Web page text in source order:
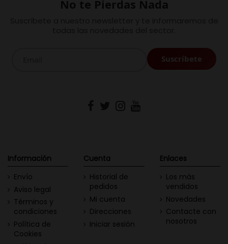
No te Pierdas Nada
Información
Envío
Aviso legal
Términos y
condiciones
Política de
Cookies
Cuenta
Historial de
pedidos
Mi cuenta
Direcciones
Iniciar sesión
Enlaces
Los más
vendidos
Novedades
Contacte con
nosotros